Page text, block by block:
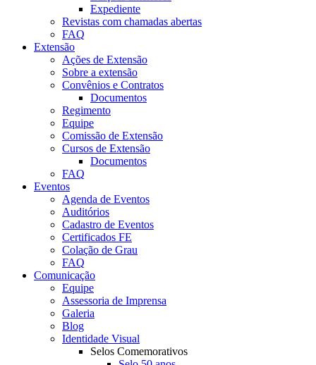
Expediente
Revistas com chamadas abertas
FAQ
Extensão
Ações de Extensão
Sobre a extensão
Convênios e Contratos
Documentos
Regimento
Equipe
Comissão de Extensão
Cursos de Extensão
Documentos
FAQ
Eventos
Agenda de Eventos
Auditórios
Cadastro de Eventos
Certificados FE
Colação de Grau
FAQ
Comunicação
Equipe
Assessoria de Imprensa
Galeria
Blog
Identidade Visual
Selos Comemorativos